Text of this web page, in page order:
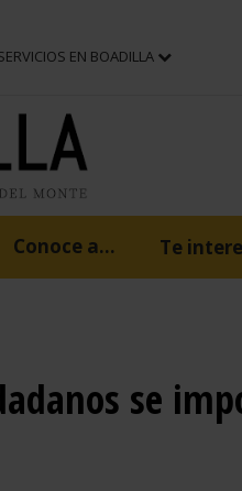
EN BOADILLA
Conoce a... Te
se